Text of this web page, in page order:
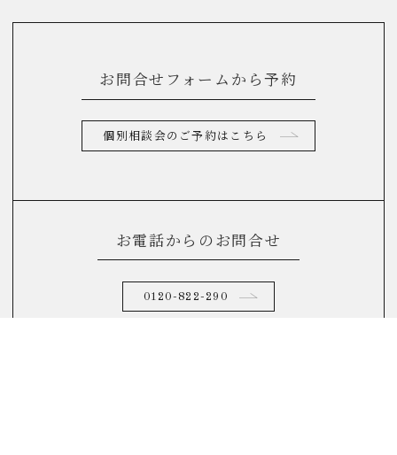
お問合せフォームから予約
個別相談会のご予約はこちら
お電話からのお問合せ
0120-822-290